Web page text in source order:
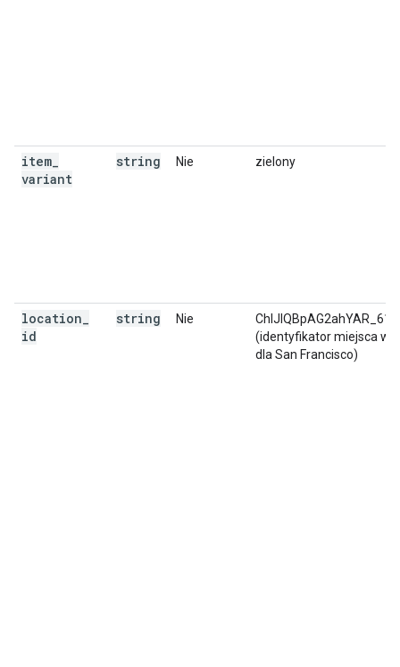
item
variant
string Nie zielony
location
id
string Nie
(identyfikator miejsca w
dla San Francisco)